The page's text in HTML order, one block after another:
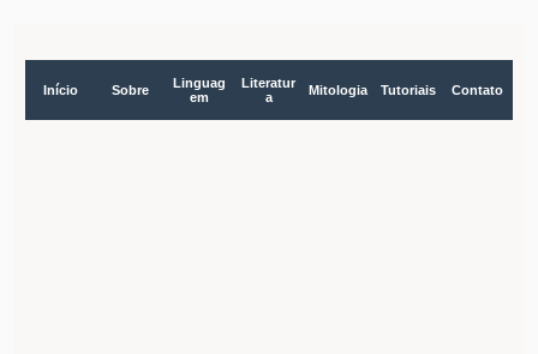
Início Sobre
Linguag
em
Literatur
a
Mitologia Tutoriais Contato